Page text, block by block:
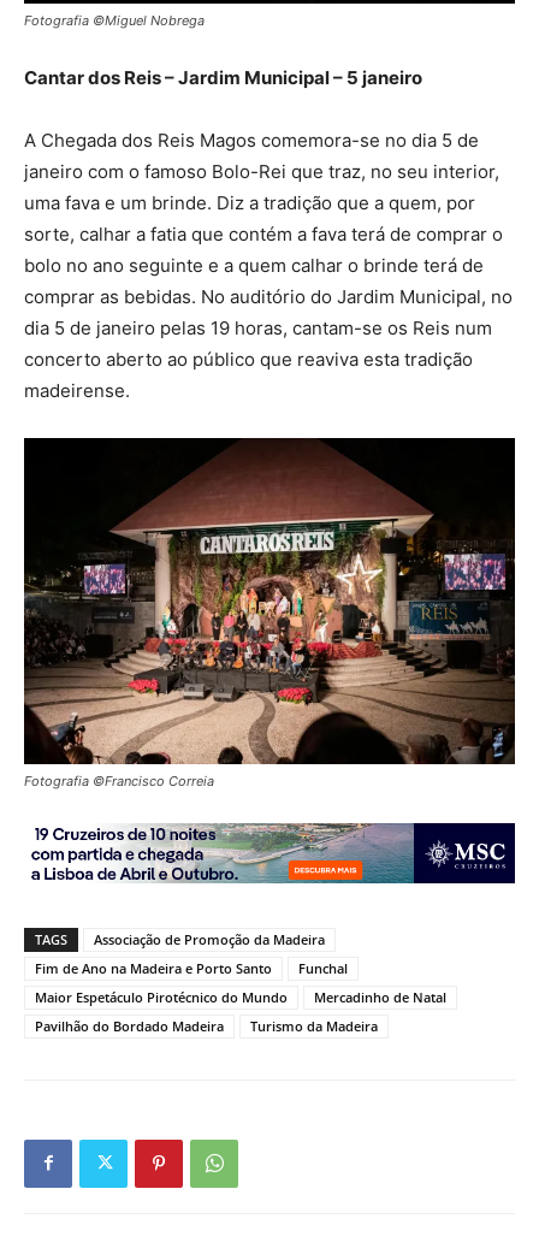
Fotografia ©Miguel Nobrega
Cantar dos Reis – Jardim Municipal – 5 janeiro
A Chegada dos Reis Magos comemora-se no dia 5 de
janeiro com o famoso Bolo-Rei que traz, no seu interior,
uma fava e um brinde. Diz a tradição que a quem, por
sorte, calhar a fatia que contém a fava terá de comprar o
bolo no ano seguinte e a quem calhar o brinde terá de
comprar as bebidas. No auditório do Jardim Municipal, no
dia 5 de janeiro pelas 19 horas, cantam-se os Reis num
concerto aberto ao público que reaviva esta tradição
madeirense.
Fotografia ©Francisco Correia
TAGS
Associação de Promoção da Madeira
Fim de Ano na Madeira e Porto Santo
Funchal
Maior Espetáculo Pirotécnico do Mundo
Mercadinho de Natal
Pavilhão do Bordado Madeira
Turismo da Madeira